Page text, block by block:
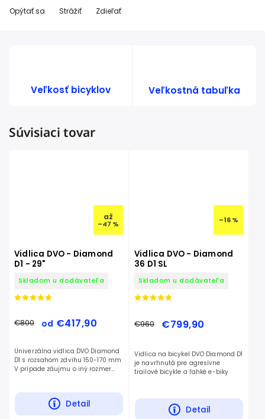
Opýtať sa Strážiť Zdieľať
Veľkosť bicyklov Veľkostná tabuľka
Súvisiaci tovar
až
–47 %
Vidlica DVO - Diamond
D1 - 29"
Skladom u dodávateľa
€800 od €417,90
Detail
Univerzálna vidlica DVO Diamond
D1 s rozsahom zdvihu 150-170 mm
V prípade záujmu o iný rozmer
–16 %
Vidlica DVO - Diamond
36 D1 SL
Skladom u dodávateľa
€960 €799,90
Detail
Vidlica na bicykel DVO Diamond D1
je navrhnutá pre agresívne
trailové bicykle a ľahké e-biky